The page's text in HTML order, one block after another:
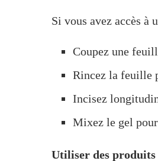
Si vous avez accès à
Coupez une
Rincez la feuille
Incisez
Mixez le gel
Utiliser des produits